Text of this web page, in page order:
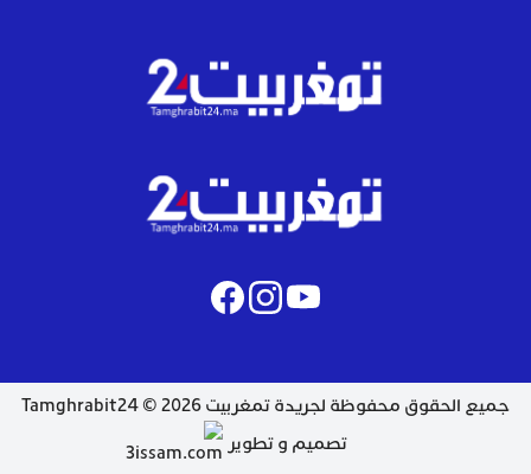
جميع الحقوق محفوظة لجريدة تمغربيت 2026 © Tamghrabit24
تصميم و تطوير